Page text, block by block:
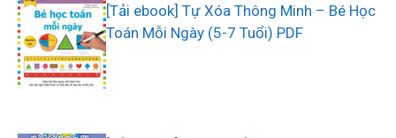
[Tải ebook] Tự Xóa Thông Minh – Bé Học
Toán Mỗi Ngày (5-7 Tuổi) PDF